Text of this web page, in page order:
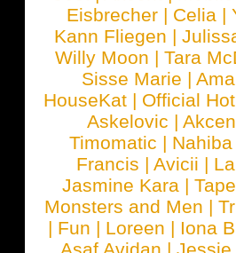
Eisbrecher | Celia |
Kann Fliegen |
Willy Moon |Tara
Sisse Marie |
HouseKat | Official
Askelovic |
Timomatic | Nahiba
Francis | Avicii |
Jasmine Kara |
Monsters and Men |
| Fun | Loreen | Iona